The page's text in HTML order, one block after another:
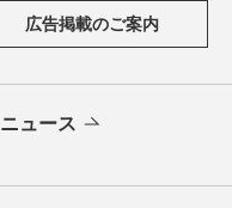
広告掲載のご案内
ニュース